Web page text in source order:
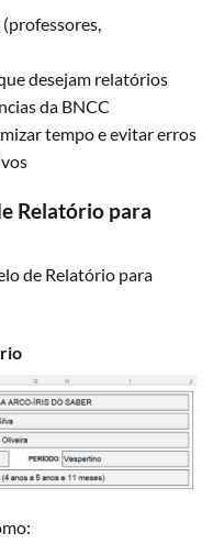
desejam relatórios
da BNCC
tempo e evitar erros
Relatório para
de Relatório para